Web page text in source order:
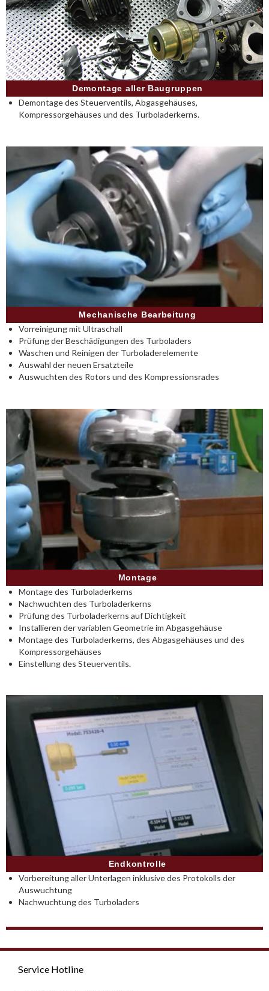
Demontage aller Baugruppen
Demontage des Steuerventils, Abgasgehäuses,
Kompressorgehäuses und des Turboladerkerns.
Mechanische Bearbeitung
Vorreinigung mit Ultraschall
Prüfung der Beschädigungen des Turboladers
Waschen und Reinigen der Turboladerelemente
Auswahl der neuen Ersatzteile
Auswuchten des Rotors und des Kompressionsrades
Montage
Montage des Turboladerkerns
Nachwuchten des Turboladerkerns
Prüfung des Turboladerkerns auf Dichtigkeit
Installieren der variablen Geometrie im Abgasgehäuse
Montage des Turboladerkerns, des Abgasgehäuses und des
Kompressorgehäuses
Einstellung des Steuerventils.
Endkontrolle
Vorbereitung aller Unterlagen inklusive des Protokolls der
Auswuchtung
Nachwuchtung des Turboladers
Service Hotline